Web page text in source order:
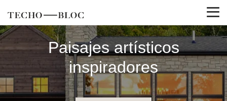
Paisajes artísticos
inspiradores